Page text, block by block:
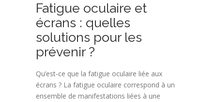
Fatigue oculaire et
écrans : quelles
solutions pour les
prévenir ?
Qu’est-ce que la fatigue oculaire liée aux
écrans ? La fatigue oculaire correspond à un
ensemble de manifestations liées à une